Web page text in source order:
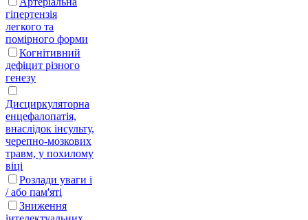
гіпертензія
легкого та
помірного форми
Когнітивний
дефіцит різного
генезу
Дисциркуляторна
енцефалопатія,
внаслідок інсульту,
черепно-мозкових
травм, у похилому
віці
Розлади уваги і
/ або пам'яті
Зниження